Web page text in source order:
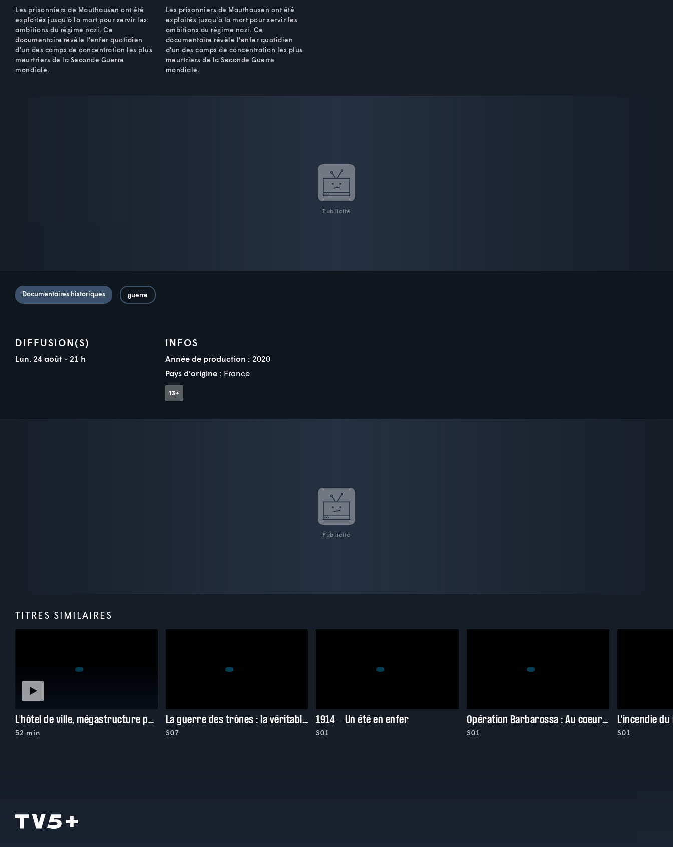
Les prisonniers de Mauthausen ont été
exploités jusqu'à la mort pour servir les
ambitions du régime nazi. Ce
documentaire révèle l'enfer quotidien
d'un des camps de concentration les plus
meurtriers de la Seconde Guerre
mondiale.
Les prisonniers de Mauthausen ont été
exploités jusqu'à la mort pour servir les
ambitions du régime nazi. Ce
documentaire révèle l'enfer quotidien
d'un des camps de concentration les plus
meurtriers de la Seconde Guerre
mondiale.
Publicité
Documentaires historiques guerre
DIFFUSION(S)
Lun. 24 août - 21 h
INFOS
Année de production : 2020
Pays d’origine : France
Publicité
TITRES SIMILAIRES
L'hôtel de ville, mégastructure parisienne
52 min
La guerre des trônes : la véritable histoire de l'Europe
S07
1914 - Un été en enfer
S01
Opération Barbarossa : Au coeur des ténèbres
S01 S01